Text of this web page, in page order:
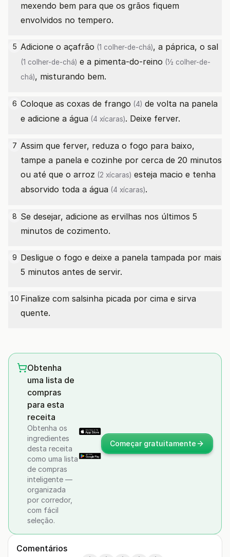
mexendo bem para que os grãos fiquem
envolvidos no tempero.
5 Adicione o açafrão (1 colher-de-chá), a páprica, o sal
(1 colher-de-chá) e a pimenta-do-reino (½ colher-de-
chá), misturando bem.
6 Coloque as coxas de frango (4) de volta na panela
e adicione a água (4 xícaras). Deixe ferver.
7 Assim que ferver, reduza o fogo para baixo,
tampe a panela e cozinhe por cerca de 20 minutos
ou até que o arroz (2 xícaras) esteja macio e tenha
absorvido toda a água (4 xícaras).
8 Se desejar, adicione as ervilhas nos últimos 5
minutos de cozimento.
9 Desligue o fogo e deixe a panela tampada por mais
5 minutos antes de servir.
10 Finalize com salsinha picada por cima e sirva
quente.
Obtenha
uma lista de
compras
para esta
receita
Obtenha os
ingredientes
desta receita
como uma lista
de compras
inteligente —
organizada
por corredor,
com fácil
seleção.
Começar gratuitamente
Comentários